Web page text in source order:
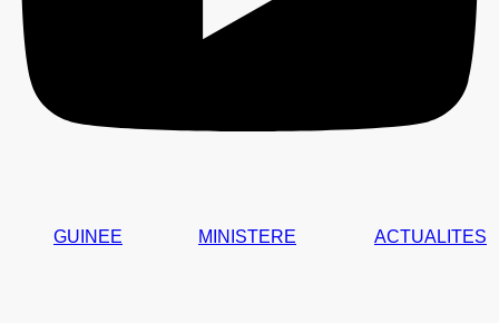
GUINEE MINISTERE ACTUALITES